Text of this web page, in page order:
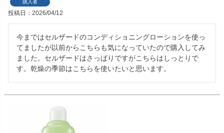
購入者
投稿日 2026/04/12
今まではセルザードのコンディショニングローションを使っ
てましたが以前からこちらも気になっていたので購入してみ
ました。セルザードはさっぱりですがこちらはしっとりで
す。乾燥の季節はこちらを使いたいと思います。